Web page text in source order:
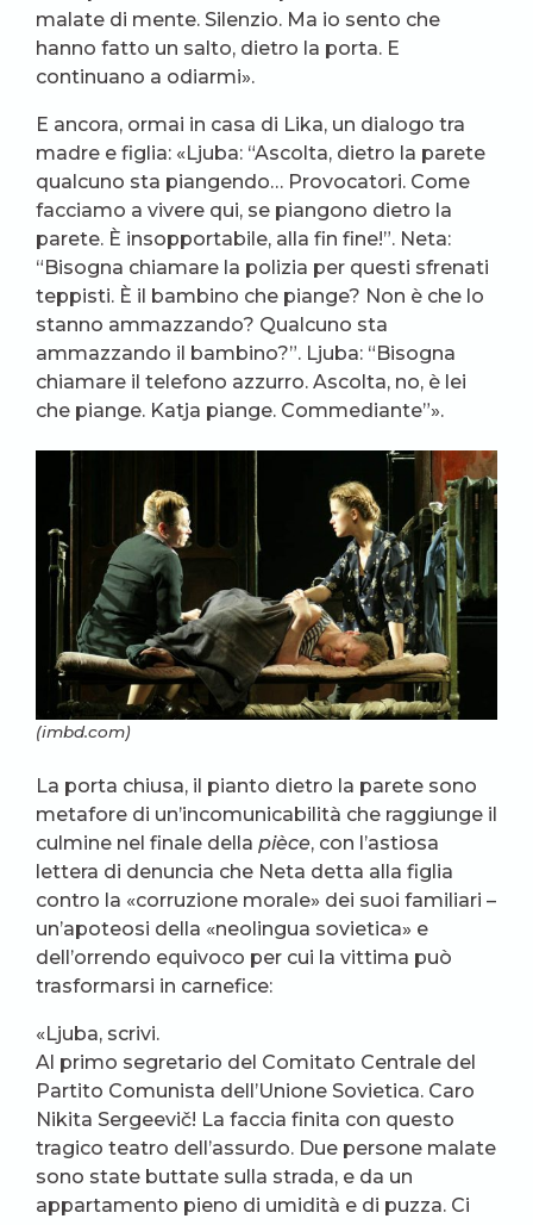
malate di mente. Silenzio. Ma io sento che
hanno fatto un salto, dietro la porta. E
continuano a odiarmi».
E ancora, ormai in casa di Lika, un dialogo tra
madre e figlia: «Ljuba: “Ascolta, dietro la parete
qualcuno sta piangendo… Provocatori. Come
facciamo a vivere qui, se piangono dietro la
parete. È insopportabile, alla fin fine!”. Neta:
“Bisogna chiamare la polizia per questi sfrenati
teppisti. È il bambino che piange? Non è che lo
stanno ammazzando? Qualcuno sta
ammazzando il bambino?”. Ljuba: “Bisogna
chiamare il telefono azzurro. Ascolta, no, è lei
che piange. Katja piange. Commediante”».
(imbd.com)
La porta chiusa, il pianto dietro la parete sono
metafore di un’incomunicabilità che raggiunge il
culmine nel finale della pièce, con l’astiosa
lettera di denuncia che Neta detta alla figlia
contro la «corruzione morale» dei suoi familiari –
un’apoteosi della «neolingua sovietica» e
dell’orrendo equivoco per cui la vittima può
trasformarsi in carnefice:
«Ljuba, scrivi.
Al primo segretario del Comitato Centrale del
Partito Comunista dell’Unione Sovietica. Caro
Nikita Sergeevič! La faccia finita con questo
tragico teatro dell’assurdo. Due persone malate
sono state buttate sulla strada, e da un
appartamento pieno di umidità e di puzza. Ci